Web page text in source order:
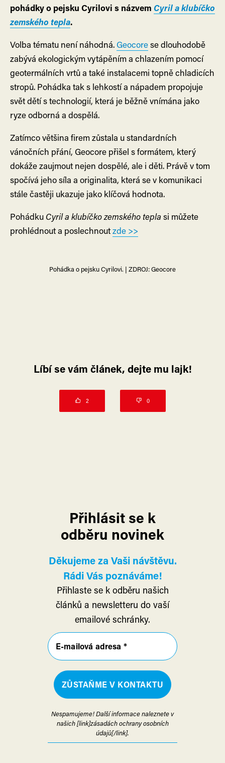
pohádky o pejsku Cyrilovi s názvem Cyril a klubíčko
zemského tepla.
Volba tématu není náhodná. Geocorese dlouhodobě
zabývá ekologickým vytápěním a chlazením pomocí
geotermálních vrtů a také instalacemi topně chladicích
stropů. Pohádka tak s lehkostí a nápadem propojuje
svět dětí s technologií, která je běžně vnímána jako
ryze odborná a dospělá.
Zatímco většina firem zůstala u standardních
vánočních přání, Geocore přišel s formátem, který
dokáže zaujmout nejen dospělé, ale i děti. Právě v tom
spočívá jeho síla a originalita, která se v komunikaci
stále častěji ukazuje jako klíčová hodnota.
Pohádku Cyril a klubíčko zemského tepla si můžete
prohlédnout a poslechnoutzde >>
Pohádka o pejsku Cyrilovi. | ZDROJ: Geocore
Líbí se vám článek, dejte mu lajk!
2 0
Přihlásit se k
odběru novinek
Děkujeme za Vaši návštěvu.
Rádi Vás poznáváme!
Přihlaste se k odběru našich
článků a newsletteru do vaší
emailové schránky.
Nespamujeme! Další informace naleznete v
našich [link]zásadách ochrany osobních
údajů[/link].